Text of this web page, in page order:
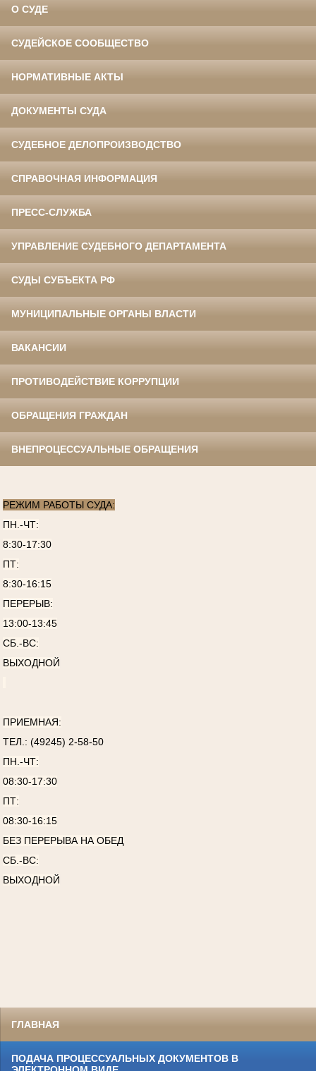
О СУДЕ
СУДЕЙСКОЕ СООБЩЕСТВО
НОРМАТИВНЫЕ АКТЫ
ДОКУМЕНТЫ СУДА
СУДЕБНОЕ ДЕЛОПРОИЗВОДСТВО
СПРАВОЧНАЯ ИНФОРМАЦИЯ
ПРЕСС-СЛУЖБА
УПРАВЛЕНИЕ СУДЕБНОГО ДЕПАРТАМЕНТА
СУДЫ СУБЪЕКТА РФ
МУНИЦИПАЛЬНЫЕ ОРГАНЫ ВЛАСТИ
ВАКАНСИИ
ПРОТИВОДЕЙСТВИЕ КОРРУПЦИИ
ОБРАЩЕНИЯ ГРАЖДАН
ВНЕПРОЦЕССУАЛЬНЫЕ ОБРАЩЕНИЯ
РЕЖИМ РАБОТЫ СУДА:
ПН.-ЧТ:
8:30-17:30
ПТ:
8:30-16:15
ПЕРЕРЫВ:
13:00-13:45
СБ.-ВС:
ВЫХОДНОЙ
ПРИЕМНАЯ:
ТЕЛ.: (49245) 2-58-50
ПН.-ЧТ:
08:30-17:30
ПТ:
08:30-16:15
БЕЗ ПЕРЕРЫВА НА ОБЕД
СБ.-ВС:
ВЫХОДНОЙ
ГЛАВНАЯ
ПОДАЧА ПРОЦЕССУАЛЬНЫХ ДОКУМЕНТОВ В